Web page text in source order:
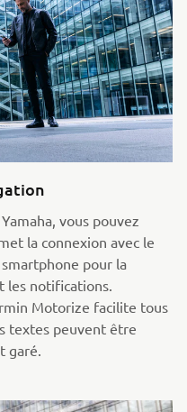
vous pouvez
la connexion avec le
pour la
les notifications.
Motorize facilite tous
textes peuvent être
garé.